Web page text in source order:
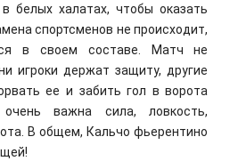
белых халатах, чтобы оказать
спортсменов не происходит,
в своем составе. Матч не
игроки держат защиту, другие
ее и забить гол в ворота
важна сила, ловкость,
В общем, Кальчо фьерентино